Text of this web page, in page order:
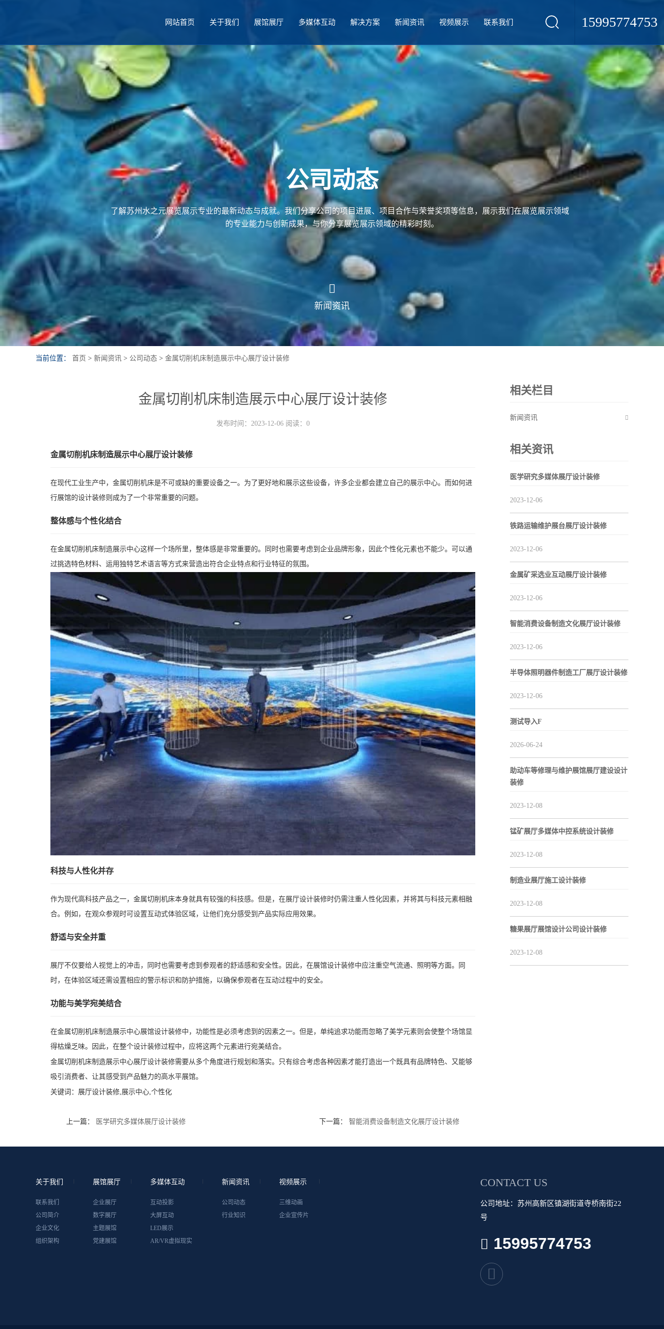
15995774753
网站首页 关于我们 展馆展厅 多媒体互动 解决方案 新闻资讯 视频展示 联系我们
公司动态
了解苏州水之元展览展示专业的最新动态与成就。我们分享公司的项目进展、项目合作与荣誉奖项等信息，展示我们在展览展示领域
的专业能力与创新成果，与你分享展览展示领域的精彩时刻。
新闻资讯
当前位置： 首页 > 新闻资讯 > 公司动态 > 金属切削机床制造展示中心展厅设计装修
金属切削机床制造展示中心展厅设计装修
发布时间：2023-12-06 阅读：0
金属切削机床制造展示中心展厅设计装修
在现代工业生产中，金属切削机床是不可或缺的重要设备之一。为了更好地和展示这些设备，许多企业都会建立自己的展示中心。而如何进
行展馆的设计装修则成为了一个非常重要的问题。
整体感与个性化结合
在金属切削机床制造展示中心这样一个场所里，整体感是非常重要的。同时也需要考虑到企业品牌形象，因此个性化元素也不能少。可以通
过挑选特色材料、运用独特艺术语言等方式来营造出符合企业特点和行业特征的氛围。
科技与人性化并存
作为现代高科技产品之一，金属切削机床本身就具有较强的科技感。但是，在展厅设计装修时仍需注重人性化因素，并将其与科技元素相融
合。例如，在观众参观时可设置互动式体验区域，让他们充分感受到产品实际应用效果。
舒适与安全并重
展厅不仅要给人视觉上的冲击，同时也需要考虑到参观者的舒适感和安全性。因此，在展馆设计装修中应注重空气流通、照明等方面。同
时，在体验区域还需设置相应的警示标识和防护措施，以确保参观者在互动过程中的安全。
功能与美学宛美结合
在金属切削机床制造展示中心展馆设计装修中，功能性是必须考虑到的因素之一。但是，单纯追求功能而忽略了美学元素则会使整个场馆显
得枯燥乏味。因此，在整个设计装修过程中，应将这两个元素进行宛美结合。
金属切削机床制造展示中心展厅设计装修需要从多个角度进行规划和落实。只有综合考虑各种因素才能打造出一个既具有品牌特色、又能够
吸引消费者、让其感受到产品魅力的高水平展馆。
关键词： 展厅设计装修,展示中心,个性化
上一篇： 医学研究多媒体展厅设计装修 下一篇： 智能消费设备制造文化展厅设计装修
相关栏目
新闻资讯
相关资讯
医学研究多媒体展厅设计装修
2023-12-06
铁路运输维护展台展厅设计装修
2023-12-06
金属矿采选业互动展厅设计装修
2023-12-06
智能消费设备制造文化展厅设计装修
2023-12-06
半导体照明器件制造工厂展厅设计装修
2023-12-06
测试导入F
2026-06-24
助动车等修理与维护展馆展厅建设设计
装修
2023-12-08
锰矿展厅多媒体中控系统设计装修
2023-12-08
制造业展厅施工设计装修
2023-12-08
糖果展厅展馆设计公司设计装修
2023-12-08
关于我们
联系我们
公司简介
企业文化
组织架构
展馆展厅
企业展厅
数字展厅
主题展馆
党建展馆
多媒体互动
互动投影
大屏互动
LED展示
AR/VR虚拟现实
新闻资讯
公司动态
行业知识
视频展示
三维动画
企业宣传片
CONTACT US
公司地址：苏州高新区镇湖街道寺桥南街22
号
15995774753